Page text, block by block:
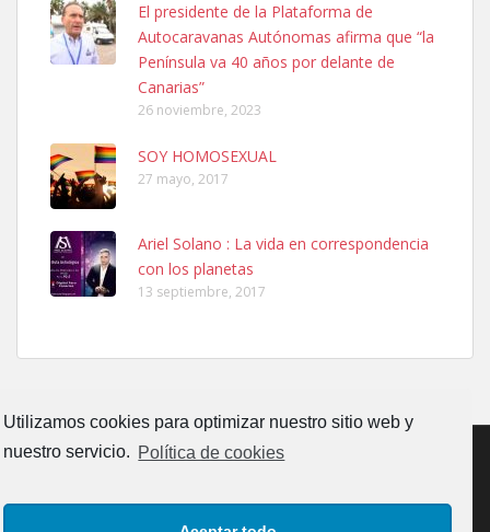
Utilizamos cookies para optimizar nuestro sitio web y
nuestro servicio. Política de cookies
El día 5 se los perdió una ninfa papillera, asustada tiene miedo a la
calle, se perdió por la zon...
Leales.org » Gran Canaria
6.7.2025
Adopcion
Busco casa de acogida para mi perrita ya que por temas de trabajo
no la puedo tener. Solo gente r...
Gata joven encontrada
Gata joven encontrada en zona calle San Bernardo de Las Palmas
El presidente de la Plataforma de
Autocaravanas Autónomas afirma que “la
Península va 40 años por delante de
Canarias”
26 noviembre, 2023
SOY HOMOSEXUAL
27 mayo, 2017
Ariel Solano : La vida en correspondencia
con los planetas
13 septiembre, 2017